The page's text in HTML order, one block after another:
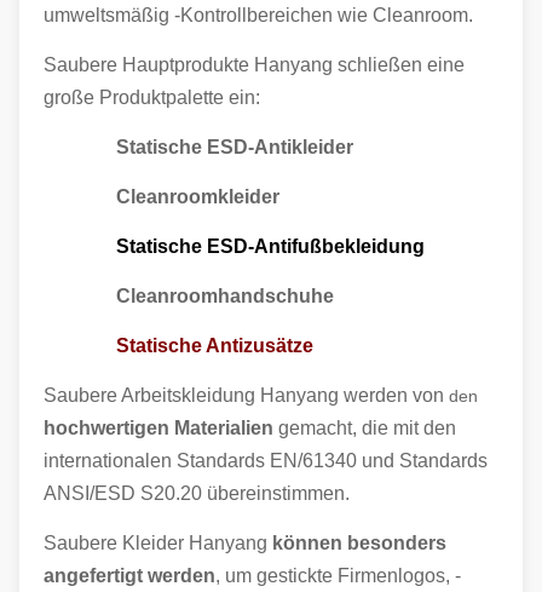
umweltsmäßig -Kontrollbereichen wie Cleanroom.
Saubere Hauptprodukte Hanyang schließen eine
große Produktpalette ein:
Statische ESD-Antikleider
Cleanroomkleider
Statische ESD-Antifußbekleidung
Cleanroomhandschuhe
Statische Antizusätze
Saubere Arbeitskleidung Hanyang werden von den
hochwertigen Materialien gemacht, die mit den
internationalen Standards EN/61340 und Standards
ANSI/ESD S20.20 übereinstimmen.
Saubere Kleider Hanyang können besonders
angefertigt werden, um gestickte Firmenlogos, -